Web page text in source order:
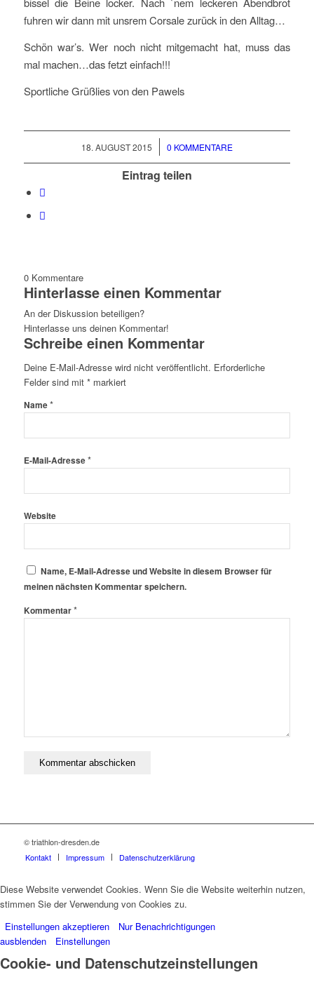
fuhren wir dann mit unsrem Corsale zurück in den Alltag…
Schön war’s. Wer noch nicht mitgemacht hat, muss das
mal machen…das fetzt einfach!!!
Sportliche Grüßlies von den Pawels
18. AUGUST 2015
/ 0 KOMMENTARE
Eintrag teilen
0 Kommentare
Hinterlasse einen Kommentar
An der Diskussion beteiligen?
Hinterlasse uns deinen Kommentar!
Schreibe einen Kommentar
Deine E-Mail-Adresse wird nicht veröffentlicht. Erforderliche
Felder sind mit *markiert
Name*
E-Mail-Adresse*
Website
Name, E-Mail-Adresse und Website in diesem Browser für
meinen nächsten Kommentar speichern.
Kommentar*
© triathlon-dresden.de
Kontakt
Impressum Datenschutzerklärung
Diese Website verwendet Cookies. Wenn Sie die Website weiterhin nutzen,
stimmen Sie der Verwendung von Cookies zu.
Einstellungen akzeptieren
Nur Benachrichtigungen
ausblenden
Einstellungen
Cookie- und Datenschutzeinstellungen